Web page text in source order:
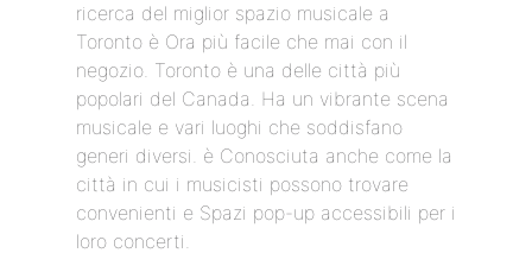
ricerca del miglior spazio musicale a
Toronto è Ora più facile che mai con il
negozio. Toronto è una delle città più
popolari del Canada. Ha un vibrante scena
musicale e vari luoghi che soddisfano
generi diversi. è Conosciuta anche come la
città in cui i musicisti possono trovare
convenienti e Spazi pop-up accessibili per i
loro concerti.